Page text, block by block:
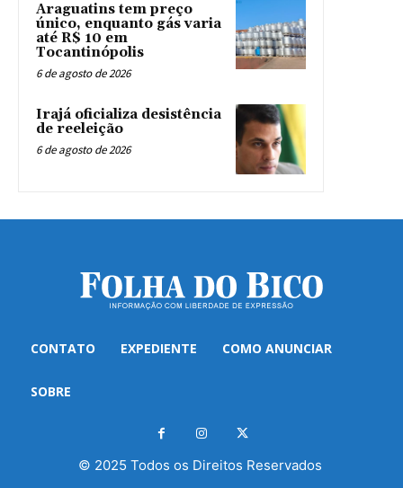
Araguatins tem preço
único, enquanto gás varia
até R$ 10 em
Tocantinópolis
6 de agosto de 2026
Irajá oficializa desistência
de reeleição
6 de agosto de 2026
CONTATO EXPEDIENTE COMO ANUNCIAR
SOBRE
© 2025 Todos os Direitos Reservados